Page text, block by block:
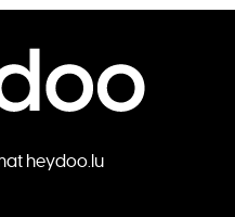
heydoo.lu